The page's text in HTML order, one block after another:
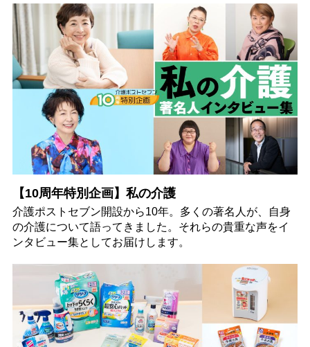
【10周年特別企画】私の介護
介護ポストセブン開設から10年。多くの著名人が、自身
の介護について語ってきました。それらの貴重な声をイ
ンタビュー集としてお届けします。